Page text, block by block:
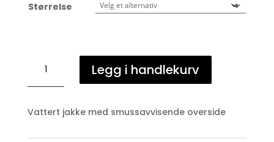
Størrelse
"Master"
jakke,
antall
Legg i handlekurv
Vattert jakke med smussavvisende overside